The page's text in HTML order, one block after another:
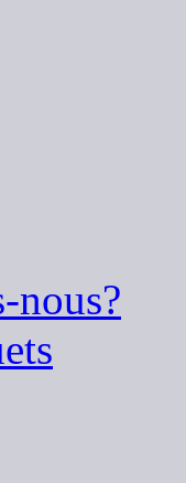
nous?